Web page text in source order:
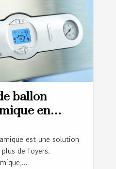
ballon
en
chauffagiste
est une solution
de foyers.